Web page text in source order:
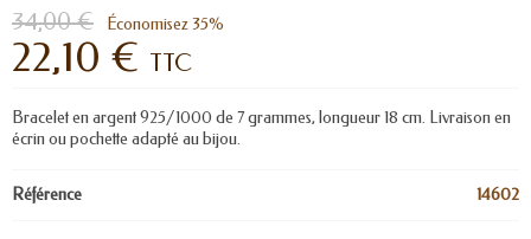
34,00 € Économisez 35%
22,10 € TTC
Bracelet en argent 925/1000 de 7 grammes, longueur 18 cm. Livraison en
écrin ou pochette adapté au bijou.
Référence 14602